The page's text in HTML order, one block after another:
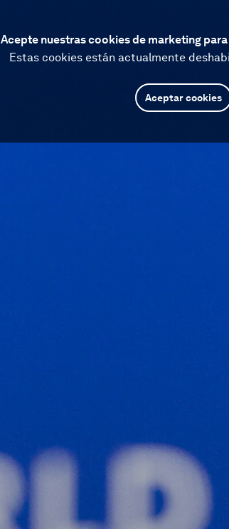
Acepte nuestras cookies de marketing
Estas cookies están actualmente
Aceptar cookies